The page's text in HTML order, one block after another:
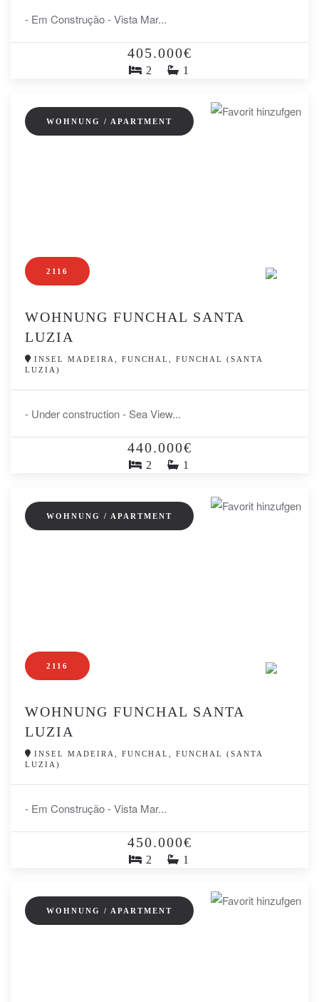
- Em Construção - Vista Mar...
405.000€
2 1
2116
WOHNUNG / APARTMENT
WOHNUNG FUNCHAL SANTA
LUZIA
INSEL MADEIRA, FUNCHAL, FUNCHAL (SANTA
LUZIA)
- Under construction - Sea View...
440.000€
2 1
2116
WOHNUNG / APARTMENT
WOHNUNG FUNCHAL SANTA
LUZIA
INSEL MADEIRA, FUNCHAL, FUNCHAL (SANTA
LUZIA)
- Em Construção - Vista Mar...
450.000€
2 1
WOHNUNG / APARTMENT